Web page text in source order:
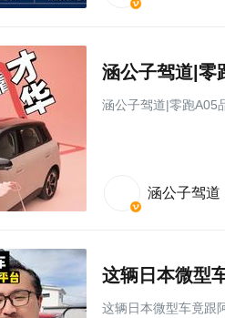
涵公子驾道|零
涵公子驾道|零跑A05
涵公子驾道
这辆日本微型车竟跟